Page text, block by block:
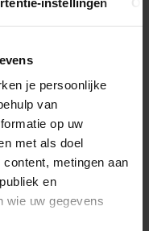
je persoonlijke
van
op uw
met als doel
metingen aan
en
wie uw gegevens